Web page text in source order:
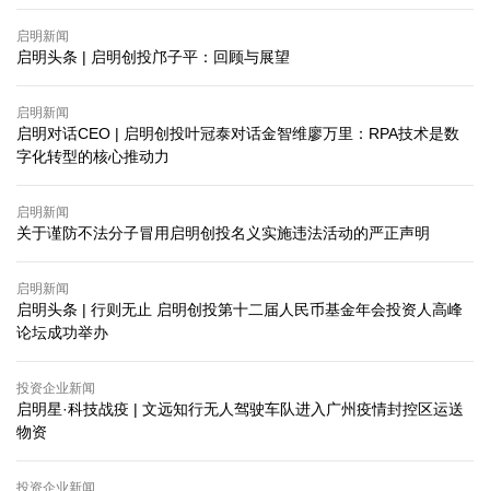
启明新闻
启明头条 | 启明创投邝子平：回顾与展望
启明新闻
启明对话CEO | 启明创投叶冠泰对话金智维廖万里：RPA技术是数
字化转型的核心推动力
启明新闻
关于谨防不法分子冒用启明创投名义实施违法活动的严正声明
启明新闻
启明头条 | 行则无止 启明创投第十二届人民币基金年会投资人高峰
论坛成功举办
投资企业新闻
启明星·科技战疫 | 文远知行无人驾驶车队进入广州疫情封控区运送
物资
投资企业新闻